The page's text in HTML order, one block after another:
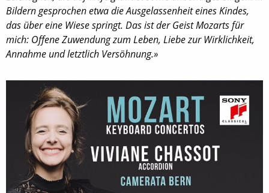
Bildern gesprochen etwa die Ausgelassenheit eines Kindes,
das über eine Wiese springt. Das ist der Geist Mozarts für
mich: Offene Zuwendung zum Leben, Liebe zur Wirklichkeit,
Annahme und letztlich Versöhnung.»